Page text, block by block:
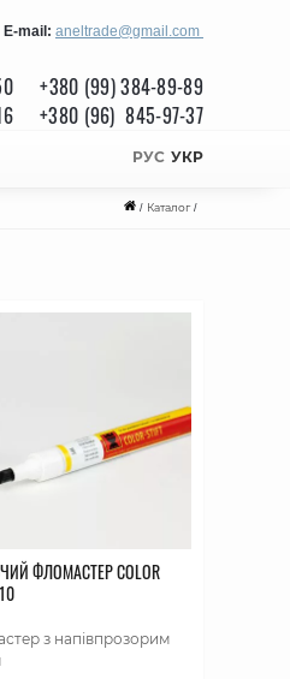
+380 (99) 384-89-89
+380 (96) 845-97-37
E-mail: aneltrade@gmail.com
РУС УКР
/ Каталог/
ФЛОМАСТЕР COLOR
з напівпрозорим